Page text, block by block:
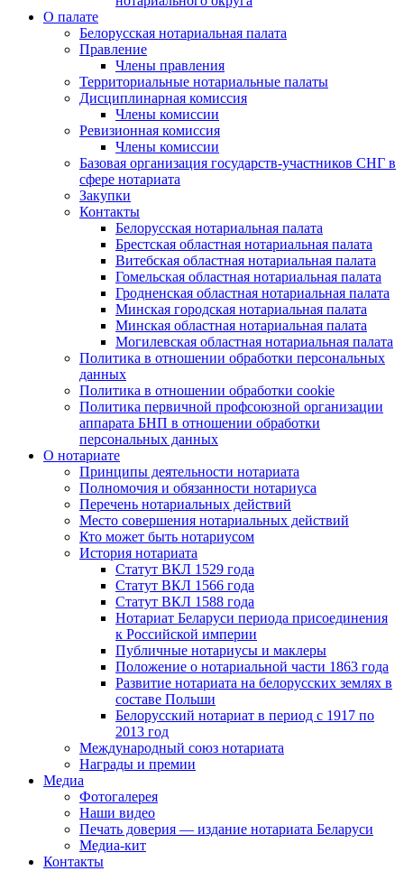
О палате
Белорусская нотариальная палата
Правление
Члены правления
Территориальные нотариальные палаты
Дисциплинарная комиссия
Члены комиссии
Ревизионная комиссия
Члены комиссии
Базовая организация государств-участников СНГ в
сфере нотариата
Закупки
Контакты
Белорусская нотариальная палата
Брестская областная нотариальная палата
Витебская областная нотариальная палата
Гомельская областная нотариальная палата
Гродненская областная нотариальная палата
Минская городская нотариальная палата
Минская областная нотариальная палата
Могилевская областная нотариальная палата
Политика в отношении обработки персональных
данных
Политика в отношении обработки cookie
Политика первичной профсоюзной организации
аппарата БНП в отношении обработки
персональных данных
О нотариате
Принципы деятельности нотариата
Полномочия и обязанности нотариуса
Перечень нотариальных действий
Место совершения нотариальных действий
Кто может быть нотариусом
История нотариата
Статут ВКЛ 1529 года
Статут ВКЛ 1566 года
Статут ВКЛ 1588 года
Нотариат Беларуси периода присоединения
к Российской империи
Публичные нотариусы и маклеры
Положение о нотариальной части 1863 года
Развитие нотариата на белорусских землях в
составе Польши
Белорусский нотариат в период с 1917 по
2013 год
Международный союз нотариата
Награды и премии
Медиа
Фотогалерея
Наши видео
Печать доверия — издание нотариата Беларуси
Медиа-кит
Контакты